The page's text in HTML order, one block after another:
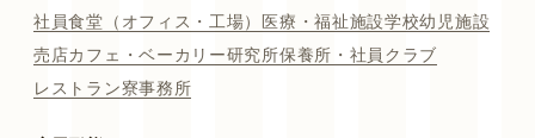
社員食堂（オフィス・工場）
医療・福祉施設学校幼児施設
売店カフェ・ベーカリー研究所保養所・社員クラブ
レストラン寮事務所